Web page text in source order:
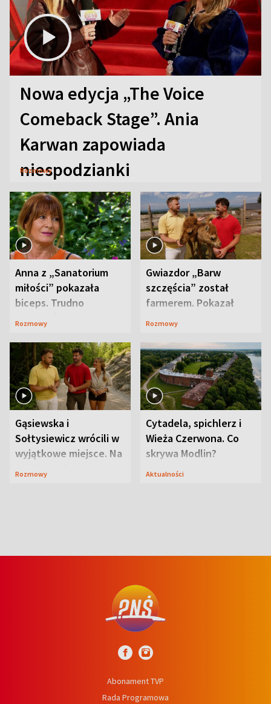
Nowa edycja „The Voice
Comeback Stage”. Ania
Karwan zapowiada
niespodzianki
Rozmowy
Anna z „Sanatorium
miłości” pokazała
biceps. Trudno
uwierzyć, co przeszła
Rozmowy
Gwiazdor „Barw
szczęścia” został
farmerem. Pokazał
swoje niezwykłe
Rozmowy
Gąsiewska i
Sołtysiewicz wrócili w
wyjątkowe miejsce. Na
szlaku czekał
Rozmowy
Cytadela, spichlerz i
Wieża Czerwona. Co
skrywa Modlin?
Aktualności
Abonament TVP
Rada Programowa